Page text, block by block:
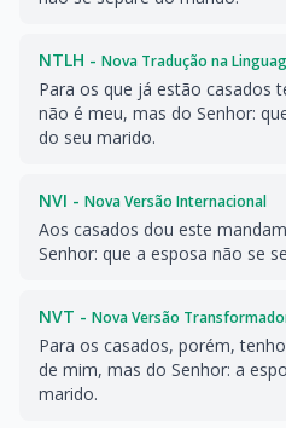
NTLH - Nova Tradução na
Para os que já estão casados
não é meu, mas do Senhor:
do seu marido.
NVI - Nova Versão Internacional
Aos casados dou este
Senhor: que a esposa não se
NVT - Nova Versão
Para os casados, porém,
de mim, mas do Senhor: a
marido.